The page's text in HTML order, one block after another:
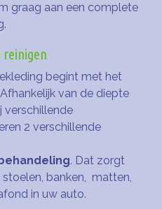
graag aan een complete
reinigen
begint met het
van de diepte
verschillende
2 verschillende
. Dat zorgt
banken, matten,
in uw auto.